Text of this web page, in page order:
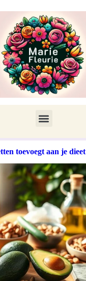
toevoegt aan je dieet